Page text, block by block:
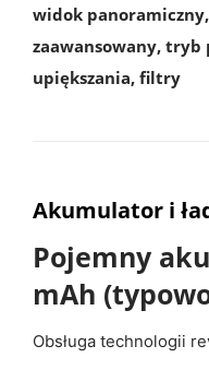
widok
zaawansowany, tryb
upiększania, filtry
Akumulator i
Pojemny
mAh
Obsługa technologii